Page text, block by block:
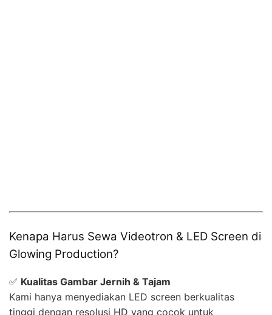
Kenapa Harus Sewa Videotron & LED Screen di
Glowing Production?
✅ Kualitas Gambar Jernih & Tajam
Kami hanya menyediakan LED screen berkualitas
tinggi dengan resolusi HD yang cocok untuk